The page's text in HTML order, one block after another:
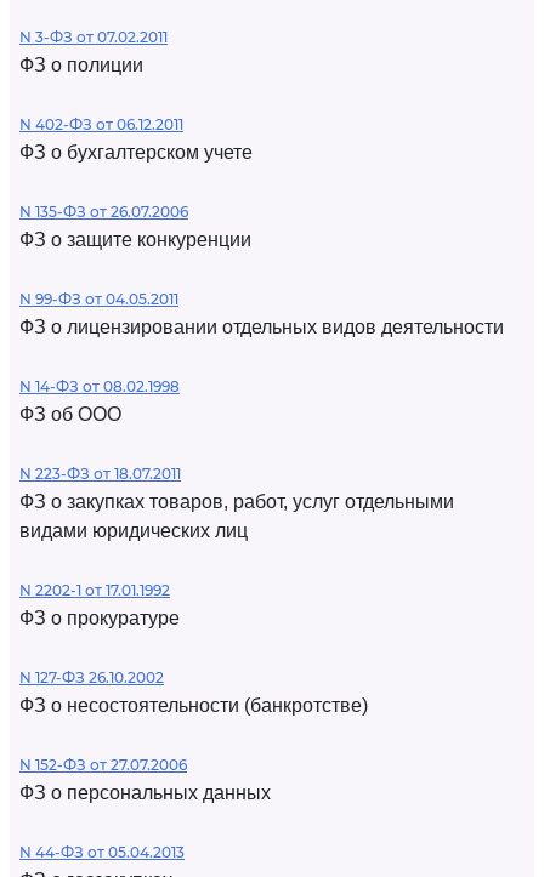
N 3-ФЗ от 07.02.2011
ФЗ о полиции
N 402-ФЗ от 06.12.2011
ФЗ о бухгалтерском учете
N 135-ФЗ от 26.07.2006
ФЗ о защите конкуренции
N 99-ФЗ от 04.05.2011
ФЗ о лицензировании отдельных видов деятельности
N 14-ФЗ от 08.02.1998
ФЗ об ООО
N 223-ФЗ от 18.07.2011
ФЗ о закупках товаров, работ, услуг отдельными
видами юридических лиц
N 2202-1 от 17.01.1992
ФЗ о прокуратуре
N 127-ФЗ 26.10.2002
ФЗ о несостоятельности (банкротстве)
N 152-ФЗ от 27.07.2006
ФЗ о персональных данных
N 44-ФЗ от 05.04.2013